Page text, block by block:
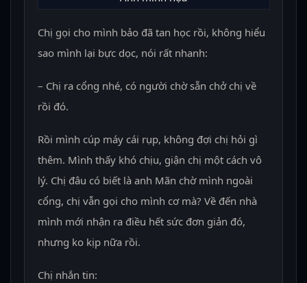
Chị gọi cho mình bảo đã tan học rồi, không hiểu
sao mình lại bực dọc, nói rất nhanh:
– Chị ra cổng nhé, có người chờ sẵn chở chị về
rồi đó.
Rồi mình cúp máy cái rụp, không đợi chị hỏi gì
thêm. Mình thấy khó chịu, giận chị một cách vô
lý. Chị đâu có biết là anh Mãn chờ mình ngoài
cổng, chị vẫn gọi cho mình cơ mà? Về đến nhà
mình mới nhận ra điều hết sức đơn giản đó,
nhưng ko kịp nữa rồi.
Chị nhắn tin: